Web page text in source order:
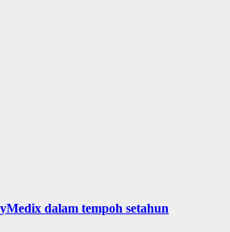
dalam tempoh setahun